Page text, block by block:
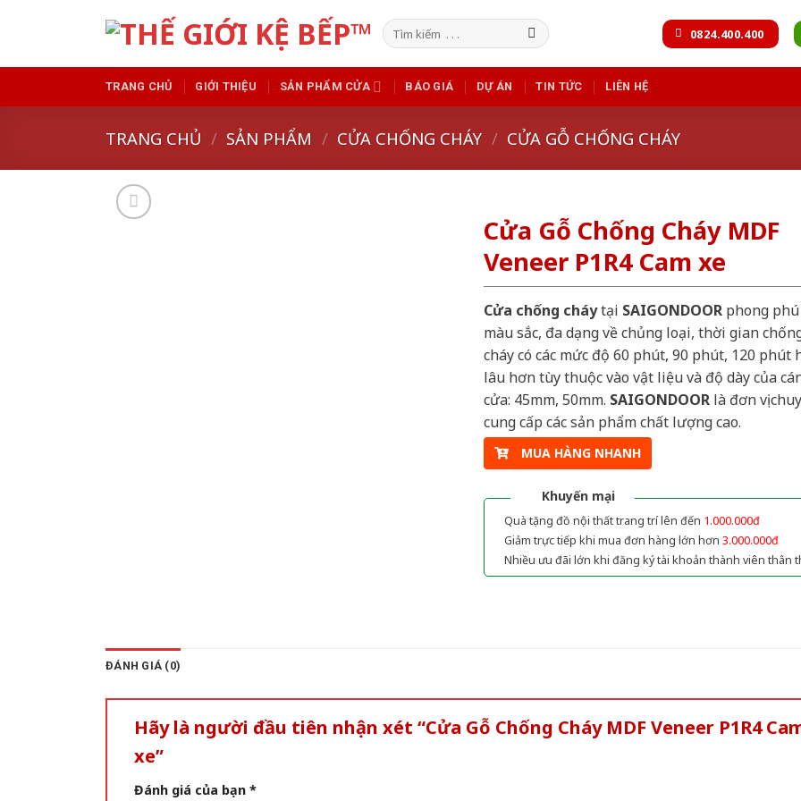
Tìm
kiếm:
0824.400.400
TRANG CHỦ GIỚI THIỆU SẢN PHẨM CỬA BÁO GIÁ DỰ ÁN TIN TỨC LIÊN HỆ
TRANG CHỦ / SẢN PHẨM / CỬA CHỐNG CHÁY / CỬA GỖ CHỐNG CHÁY
Cửa Gỗ Chống Cháy MDF
Veneer P1R4 Cam xe
Cửa chống cháytại SAIGONDOORphong phú
màu sắc, đa dạng về chủng loại, thời gian
cháy có các mức độ 60 phút, 90 phút, 120 phút
lâu hơn tùy thuộc vào vật liệu và độ dày của
cửa: 45mm, 50mm. SAIGONDOORlà đơn vị
cung cấp các sản phẩm chất lượng cao.
MUA HÀNG NHANH
Khuyến mại
Quà tặng đồ nội thất trang trí lên đến 1.000.000đ
Giảm trực tiếp khi mua đơn hàng lớn hơn 3.000.000đ
Nhiều ưu đãi lớn khi đăng ký tài khoản thành viên thân
ĐÁNH GIÁ (0)
Hãy là người đầu tiên nhận xét “Cửa Gỗ Chống Cháy MDF Veneer P1R4
xe”
Đánh giá của bạn *